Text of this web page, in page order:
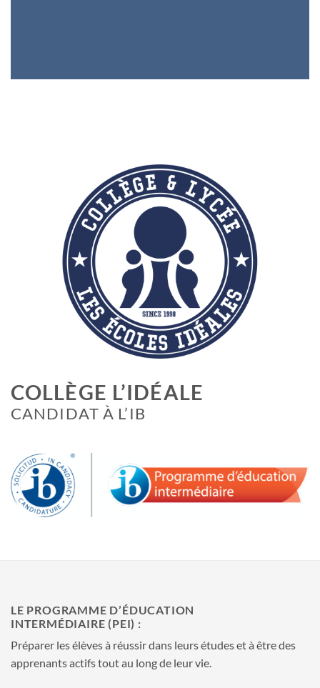
COLLÈGE L’IDÉALE
CANDIDAT À L’IB
LE PROGRAMME D’ÉDUCATION
INTERMÉDIAIRE (PEI) :
Préparer les élèves à réussir dans leurs études et à être des
apprenants actifs tout au long de leur vie.